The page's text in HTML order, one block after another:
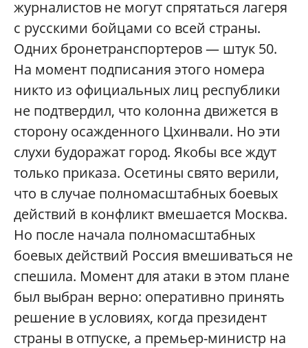
журналистов не могут спрятаться лагеря
с русскими бойцами со всей страны.
Одних бронетранспортеров — штук 50.
На момент подписания этого номера
никто из официальных лиц республики
не подтвердил, что колонна движется в
сторону осажденного Цхинвали. Но эти
слухи будоражат город. Якобы все ждут
только приказа. Осетины свято верили,
что в случае полномасштабных боевых
действий в конфликт вмешается Москва.
Но после начала полномасштабных
боевых действий Россия вмешиваться не
спешила. Момент для атаки в этом плане
был выбран верно: оперативно принять
решение в условиях, когда президент
страны в отпуске, а премьер-министр на